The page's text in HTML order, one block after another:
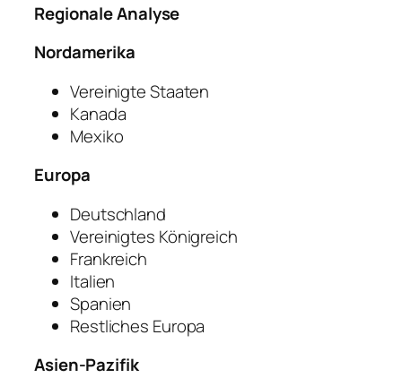
Regionale Analyse
Nordamerika
Vereinigte Staaten
Kanada
Mexiko
Europa
Deutschland
Vereinigtes Königreich
Frankreich
Italien
Spanien
Restliches Europa
Asien-Pazifik